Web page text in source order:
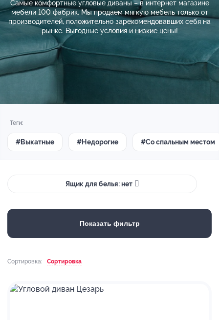
Самые комфортные угловые диваны – в интернет магазине
мебели 100 фабрик. Мы продаем мягкую мебель только от
производителей, положительно зарекомендовавших себя на
рынке. Выгодные условия и низкие цены!
Теги:
#Выкатные #Недорогие #Со спальным местом
Ящик для белья: нет
Показать фильтр
Сортировка: Сортировка